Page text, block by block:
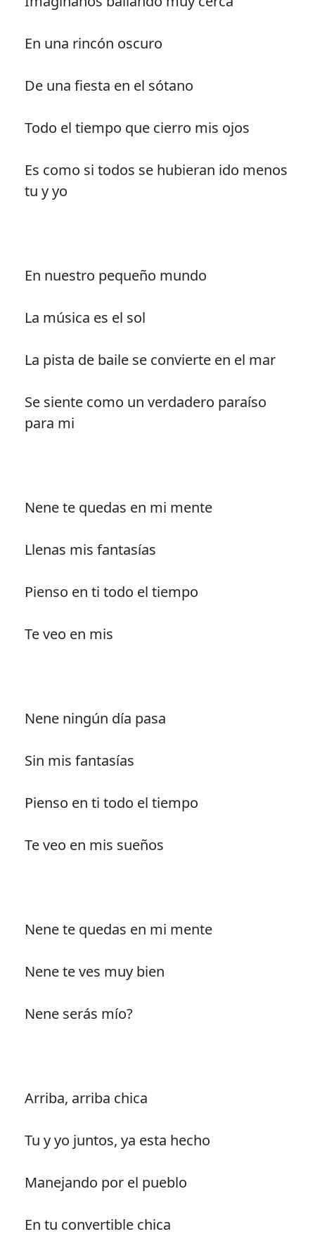
En una rincón oscuro
De una fiesta en el sótano
Todo el tiempo que cierro mis ojos
Es como si todos se hubieran ido menos
tu y yo
En nuestro pequeño mundo
La música es el sol
La pista de baile se convierte en el mar
Se siente como un verdadero paraíso
para mi
Nene te quedas en mi mente
Llenas mis fantasías
Pienso en ti todo el tiempo
Te veo en mis
Nene ningún día pasa
Sin mis fantasías
Pienso en ti todo el tiempo
Te veo en mis sueños
Nene te quedas en mi mente
Nene te ves muy bien
Nene serás mío?
Arriba, arriba chica
Tu y yo juntos, ya esta hecho
Manejando por el pueblo
En tu convertible chica